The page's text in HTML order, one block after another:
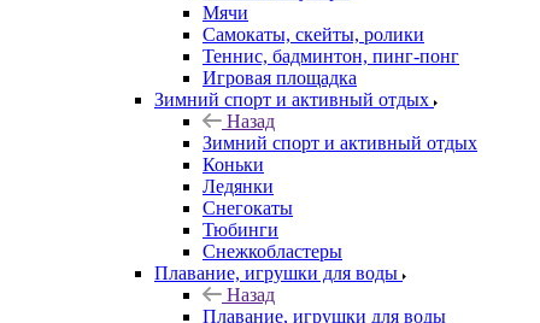
Мячи
Самокаты, скейты, ролики
Теннис, бадминтон, пинг-понг
Игровая площадка
Зимний спорт и активный отдых
Назад
Зимний спорт и активный отдых
Коньки
Ледянки
Снегокаты
Тюбинги
Снежкобластеры
Плавание, игрушки для воды
Назад
Плавание, игрушки для воды